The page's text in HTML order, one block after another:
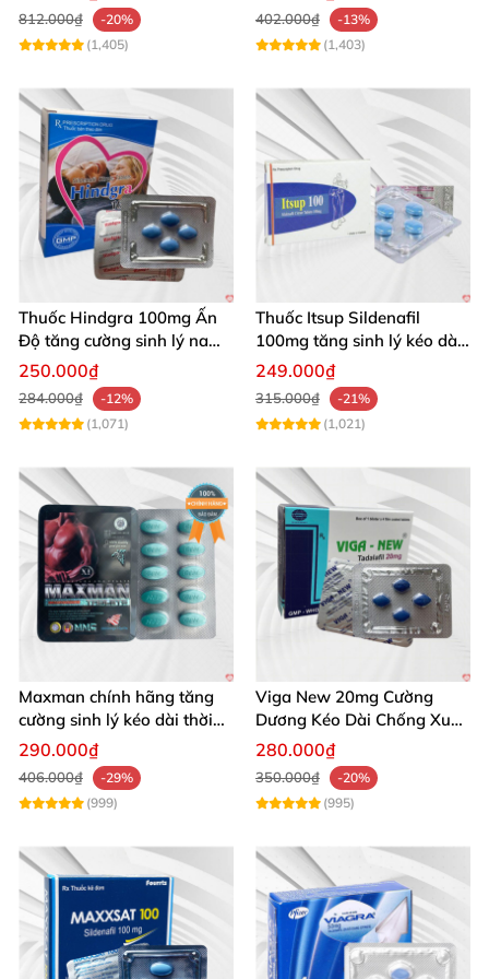
812.000₫
-20%
(1,405)
402.000₫
-13%
(1,403)
Thuốc Hindgra 100mg Ấn
Độ tăng cường sinh lý nam
hindgra-100 chống xts
cương dương
250.000₫
284.000₫
-12%
(1,071)
Thuốc Itsup Sildenafil
100mg tăng sinh lý kéo dài
quan hệ nam giới
249.000₫
315.000₫
-21%
(1,021)
Maxman chính hãng tăng
cường sinh lý kéo dài thời
gian xuất tinh
290.000₫
406.000₫
-29%
(999)
Viga New 20mg Cường
Dương Kéo Dài Chống Xuất
Tinh Hộp 4 Viên
280.000₫
350.000₫
-20%
(995)